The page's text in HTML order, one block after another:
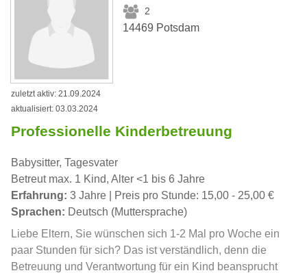
2
14469 Potsdam
zuletzt aktiv: 21.09.2024
aktualisiert: 03.03.2024
Professionelle Kinderbetreuung
Babysitter, Tagesvater
Betreut max. 1 Kind, Alter <1 bis 6 Jahre
Erfahrung: 3 Jahre | Preis pro Stunde: 15,00 - 25,00 €
Sprachen: Deutsch (Muttersprache)
Liebe Eltern, Sie wünschen sich 1-2 Mal pro Woche ein
paar Stunden für sich? Das ist verständlich, denn die
Betreuung und Verantwortung für ein Kind beansprucht